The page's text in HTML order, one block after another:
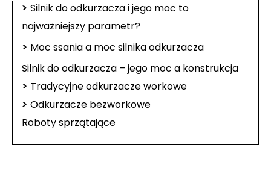
> Silnik do odkurzacza i jego moc to
najważniejszy parametr?
> Moc ssania a moc silnika odkurzacza
Silnik do odkurzacza – jego moc a konstrukcja
> Tradycyjne odkurzacze workowe
> Odkurzacze bezworkowe
Roboty sprzątające